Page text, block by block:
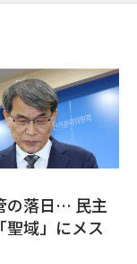
の落日… 民主
聖域」にメス